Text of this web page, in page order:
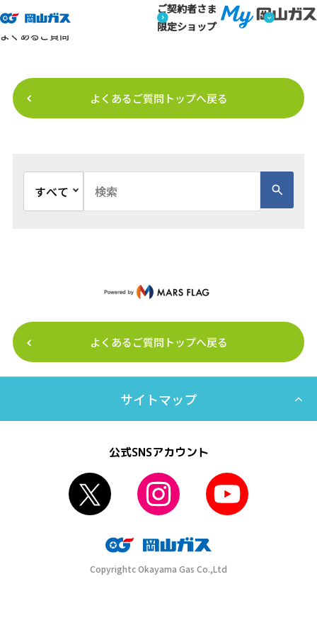
ご契約者さま
限定ショップ
トップページ
よくあるご質問【結果画面】
よくあるご質問
よくあるご質問
よくあるご質問トップへ戻る
検索キーワード入力
よくあるご質問トップへ戻る
サイトマップ
公式SNSアカウント
Copyrightc Okayama Gas Co.,Ltd